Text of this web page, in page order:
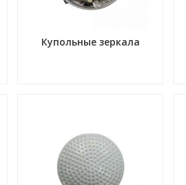
Купольные зеркала